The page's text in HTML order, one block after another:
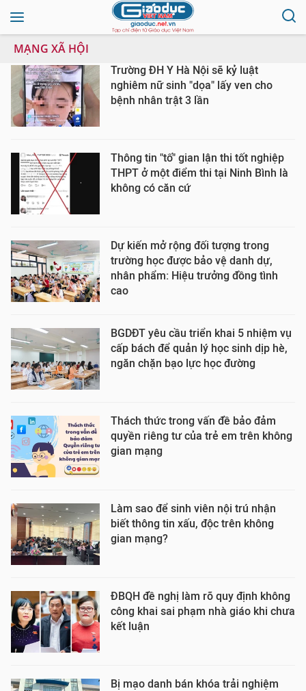
MẠNG XÃ HỘI
Trường ĐH Y Hà Nội sẽ kỷ luật
nghiêm nữ sinh "dọa" lấy ven cho
bệnh nhân trật 3 lần
Thông tin "tố" gian lận thi tốt nghiệp
THPT ở một điểm thi tại Ninh Bình là
không có căn cứ
Dự kiến mở rộng đối tượng trong
trường học được bảo vệ danh dự,
nhân phẩm: Hiệu trưởng đồng tình
cao
BGDĐT yêu cầu triển khai 5 nhiệm vụ
cấp bách để quản lý học sinh dịp hè,
ngăn chặn bạo lực học đường
Thách thức trong vấn đề bảo đảm
quyền riêng tư của trẻ em trên không
gian mạng
Làm sao để sinh viên nội trú nhận
biết thông tin xấu, độc trên không
gian mạng?
ĐBQH đề nghị làm rõ quy định không
công khai sai phạm nhà giáo khi chưa
kết luận
Bị mạo danh bán khóa trải nghiệm